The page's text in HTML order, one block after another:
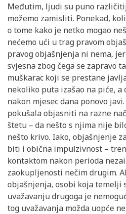
Međutim, ljudi su puno
možemo zamisliti. Ponekad,
o tome kako je netko mogao
nećemo ući u trag pravom
pravog objašnjenja ni nema,
svjesna zbog čega se zapravo
muškarac koji se prestane
nekoliko puta izašao na piće, a
nakon mjesec dana ponovo
pokušala objasniti na razne
štetu – da nešto s njima nije
nešto krivo. Iako, objašnjenje
biti i obična impulzivnost –
kontaktom nakon perioda
zaokupljenosti nečim drugim.
objašnjenja, osobi koja temelji
uvažavanju drugoga je
tog uvažavanja možda uopće